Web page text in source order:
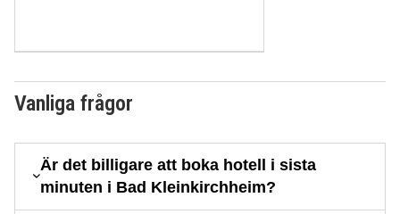
Vanliga frågor
Är det billigare att boka hotell i sista
minuten i Bad Kleinkirchheim?